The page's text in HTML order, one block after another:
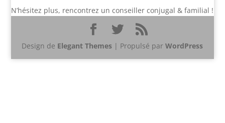
N’hésitez plus, rencontrez un conseiller conjugal & familial !
Design de Elegant Themes | Propulsé parWordPress